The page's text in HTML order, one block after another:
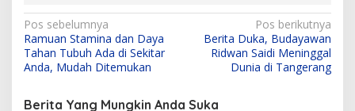
N
a
v
i
Pos sebelumnya
Ramuan Stamina dan Daya
Tahan Tubuh Ada di Sekitar
Anda, Mudah Ditemukan
Pos berikutnya
Berita Duka, Budayawan
Ridwan Saidi Meninggal
Dunia di Tangerang
Berita Yang Mungkin Anda Suka